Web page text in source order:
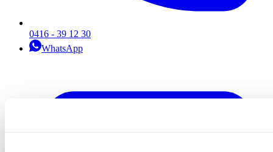
0416 - 39 12 30
WhatsApp